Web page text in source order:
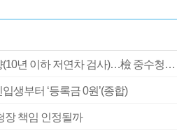
검사 신분 버리고 직급하향(10년 이하 저연차 검사)…檢 중수청행 기피
생부터 ‘등록금 0원’(종합)
장 책임 인정될까